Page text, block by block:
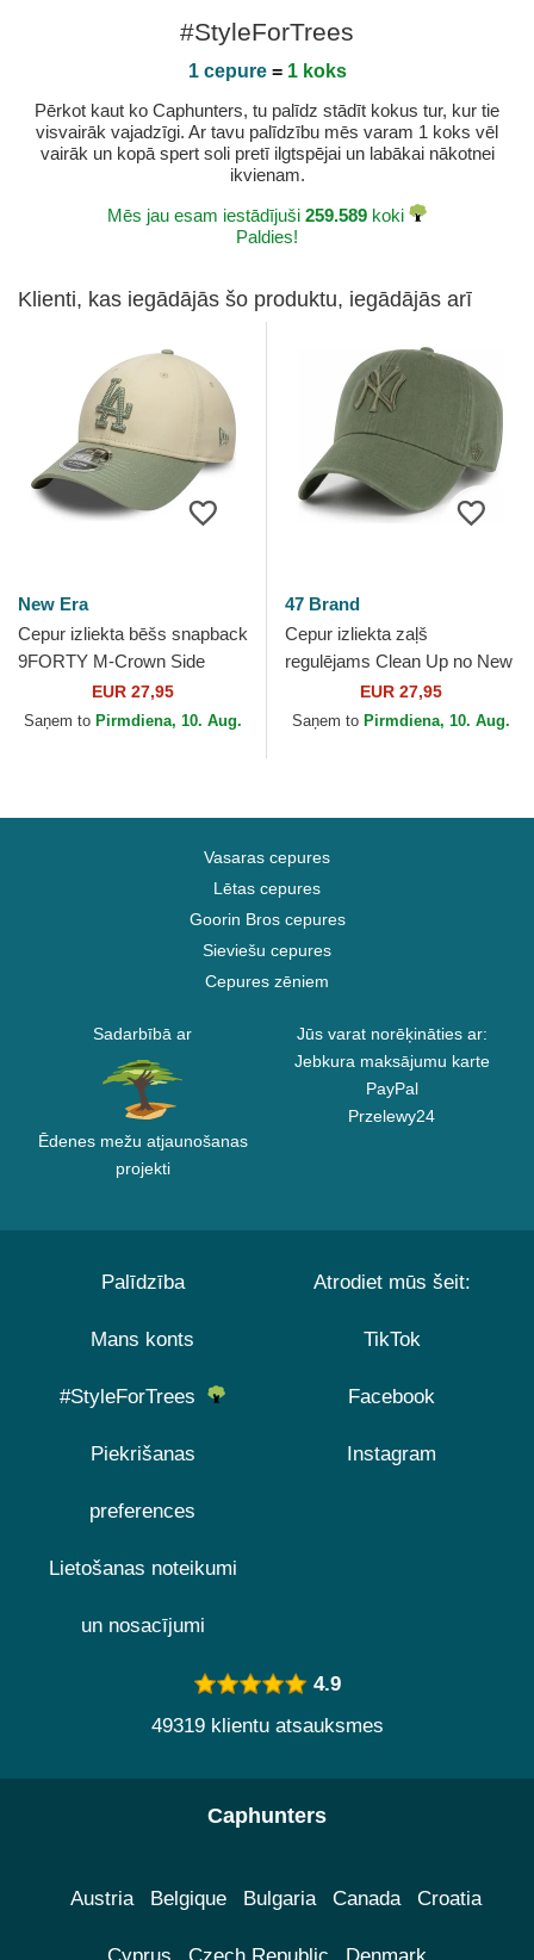
#StyleForTrees
1 cepure= 1 koks
Pērkot kaut ko Caphunters, tu palīdz stādīt kokus tur, kur tie
visvairāk vajadzīgi. Ar tavu palīdzību mēs varam 1 koks vēl
vairāk un kopā spert soli pretī ilgtspējai un labākai nākotnei
ikvienam.
Mēs jau esam iestādījuši 259.589 koki
Paldies!
Klienti, kas iegādājās šo produktu, iegādājās arī
New Era
Cepur izliekta bēšs snapback
9FORTY M-Crown Side
Script no Los Angeles
Dodgers MLB no New Era
EUR 27,95
Saņem to Pirmdiena, 10. Aug.
47 Brand
Cepur izliekta zaļš
regulējams Clean Up no New
York Yankees MLB no 47
Brand
EUR 27,95
Saņem to Pirmdiena, 10. Aug.
Vasaras cepures
Lētas cepures
Goorin Bros cepures
Sieviešu cepures
Cepures zēniem
Sadarbībā ar
Ēdenes mežu atjaunošanas
projekti
Jūs varat norēķināties ar:
Jebkura maksājumu karte
PayPal
Przelewy24
Palīdzība
Mans konts
#StyleForTrees
Piekrišanas
preferences
Lietošanas noteikumi
un nosacījumi
Atrodiet mūs šeit:
TikTok
Facebook
Instagram
4.9
49319 klientu atsauksmes
Caphunters
Austria Belgique Bulgaria Canada Croatia